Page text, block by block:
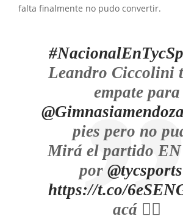
falta finalmente no pudo convertir.
Leandro Ciccolini
empate para
@Gimnasiamendoza
pies pero no
Mirá el partido
por @tycsports
https://t.co/
acá 👉🏽